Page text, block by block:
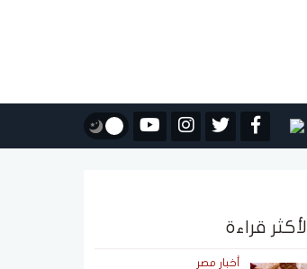
الأكثر قراءة
أخبار مصر